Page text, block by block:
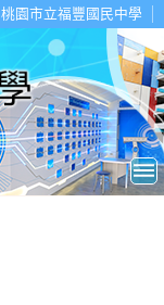
桃園市立福豐國民中學